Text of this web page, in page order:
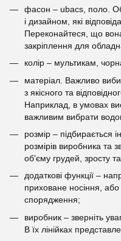
фасон – ubacs, поло.
і дизайном, які
Переконайтеся, що
закріплення для
колір – мультикам,
матеріал. Важливо
з якісного та
Наприклад, в умовах
важливим вибрати
розмір – підбирається
розмірів виробника та
об'єму грудей, зросту
додаткові функції –
приховане носіння,
спорядження;
виробник – зверніть
В їх лінійках